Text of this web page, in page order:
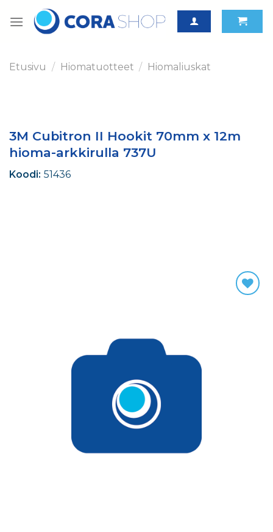
Etusivu / Hiomatuotteet / Hiomaliuskat
3M Cubitron II Hookit 70mm x 12m
hioma-arkkirulla 737U
Koodi: 51436